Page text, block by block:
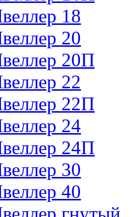
18
20
20П
22
22П
24
24П
30
40